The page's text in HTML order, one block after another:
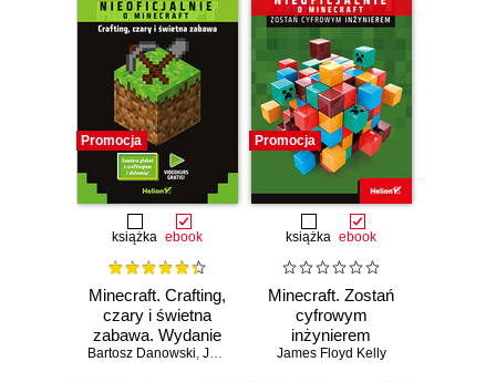
Promocja
książka ebook
Minecraft. Crafting,
czary i świetna
zabawa. Wydanie
II
Bartosz Danowski, Jakub Danowski
Promocja
książka ebook
Minecraft. Zostań
cyfrowym
inżynierem
James Floyd Kelly